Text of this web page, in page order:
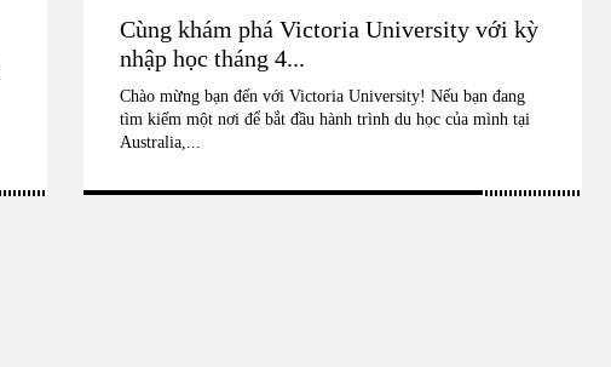
Cùng khám phá Victoria University với kỳ
nhập học tháng 4...
Chào mừng bạn đến với Victoria University! Nếu bạn đang
tìm kiếm một nơi để bắt đầu hành trình du học của mình tại
Australia,...